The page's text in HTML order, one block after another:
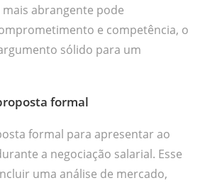
abrangente pode
e competência, o
sólido para um
formal
formal para apresentar ao
a negociação salarial. Esse
uma análise de mercado,